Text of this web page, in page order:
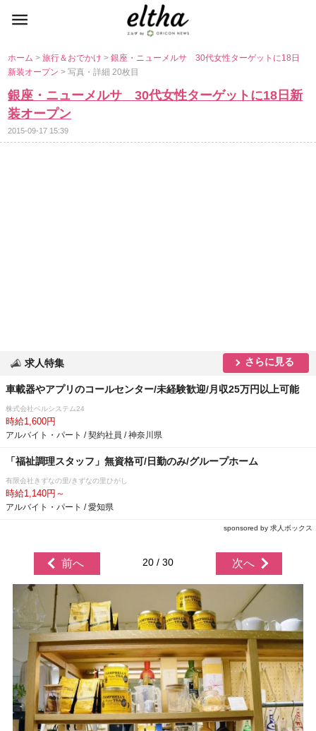
ホーム>旅行＆おでかけ>銀座・ニューメルサ 30代女性ターゲットに18日
新装オープン> 写真・詳細 20枚目
銀座・ニューメルサ 30代女性ターゲットに18日新
装オープン
2015-09-17 15:39
求人特集 さらに見る
車載器やアプリのコールセンター/未経験歓迎/月収25万円以上可能
株式会社ベルシステム24
時給1,600円
アルバイト・パート / 契約社員 / 神奈川県
「福祉調理スタッフ」無資格可/日勤のみ/グループホーム
有限会社きずなの里/きずなの里ひがし
時給1,140円～
アルバイト・パート / 愛知県
sponsored by 求人ボックス
前へ 20 / 30 次へ